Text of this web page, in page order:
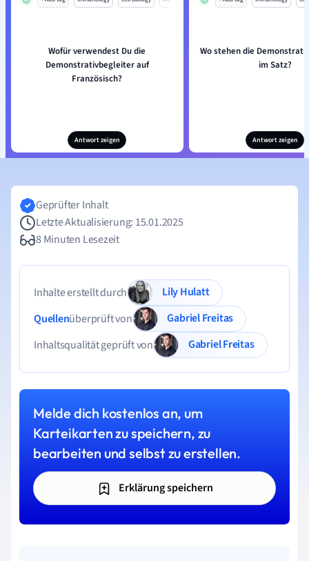
Wofür verwendest Du die
Demonstrativbegleiter auf
Französisch?
Antwort zeigen
Wo stehen die
im Satz?
Antwort zeigen
Geprüfter Inhalt
Letzte Aktualisierung: 15.01.2025
8 Minuten Lesezeit
Inhalte erstellt durch
Lily Hulatt
Quellenüberprüft von
Gabriel Freitas
Inhaltsqualität geprüft von
Gabriel Freitas
Melde dich kostenlos an, um
Karteikarten zu speichern, zu
bearbeiten und selbst zu erstellen.
Erklärung speichern